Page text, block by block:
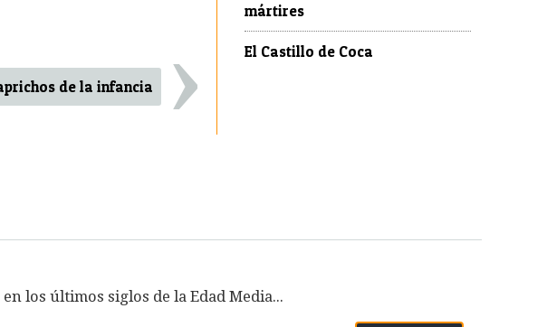
de la infancia ›
mártires
El Castillo de Coca
los últimos siglos de la Edad Media...